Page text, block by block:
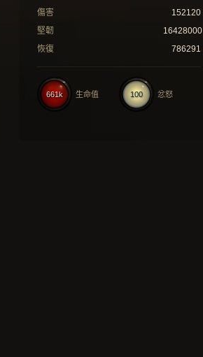
傷害
152120
堅韌
16428000
恢復
786291
100 忿怒
661k 生命值